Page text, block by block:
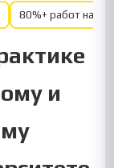
80%+ работ на
и